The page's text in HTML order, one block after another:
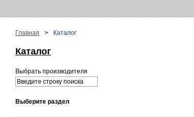
Главная > Каталог
Каталог
Выбрать производителя
Выберите раздел